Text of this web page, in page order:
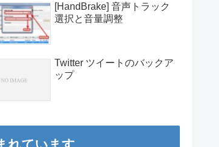
[HandBrake] 音声トラック
選択と音量調整
Twitter ツイートのバックア
ップ